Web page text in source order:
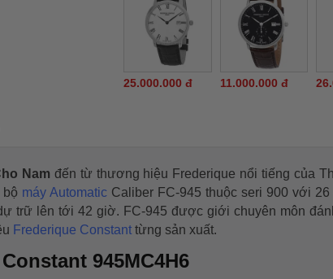
25.000.000 đ 11.000.000 đ
Nam đến từ thương hiệu Frederique nổi tiếng của
máy Automatic Caliber FC-945 thuộc seri 900 với
trữ lên tới 42 giờ. FC-945 được giới chuyên môn
Frederique Constant từng sản xuất.
945MC4H6